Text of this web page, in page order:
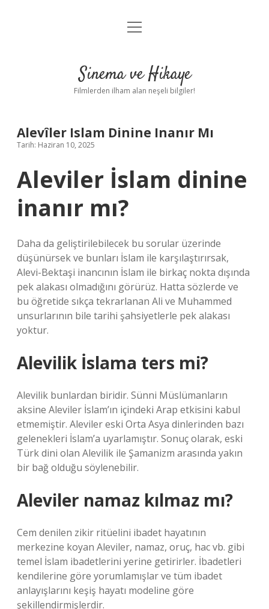
Gizlilik Politikası
Yasal Uyarı
menüyü
Sinema ve Hikaye
Filmlerden ilham alan neşeli bilgiler!
Alevîler Islam Dinine Inanır Mı
Tarih: Haziran 10, 2025
Aleviler İslam dinine
inanır mı?
Daha da geliştirilebilecek bu sorular üzerinde
düşünürsek ve bunları İslam ile karşılaştırırsak,
Alevi-Bektaşi inancının İslam ile birkaç nokta dışında
pek alakası olmadığını görürüz. Hatta sözlerde ve
bu öğretide sıkça tekrarlanan Ali ve Muhammed
unsurlarının bile tarihi şahsiyetlerle pek alakası
yoktur.
Alevilik İslama ters mi?
Alevilik bunlardan biridir. Sünni Müslümanların
aksine Aleviler İslam’ın içindeki Arap etkisini kabul
etmemiştir. Aleviler eski Orta Asya dinlerinden bazı
gelenekleri İslam’a uyarlamıştır. Sonuç olarak, eski
Türk dini olan Alevilik ile Şamanizm arasında yakın
bir bağ olduğu söylenebilir.
Aleviler namaz kılmaz mı?
Cem denilen zikir ritüelini ibadet hayatının
merkezine koyan Aleviler, namaz, oruç, hac vb. gibi
temel İslam ibadetlerini yerine getirirler. İbadetleri
kendilerine göre yorumlamışlar ve tüm ibadet
anlayışlarını keşiş hayatı modeline göre
şekillendirmişlerdir.